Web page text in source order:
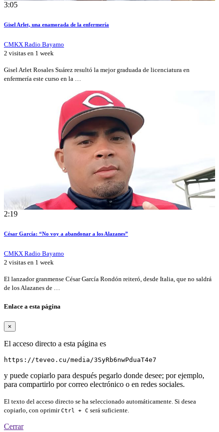
3:05
Gisel Arlet, una enamorada de la enfermería
CMKX Radio Bayamo
2 visitas en 1 week
Gisel Arlet Rosales Suárez resultó la mejor graduada de licenciatura en
enfermería este curso en la …
2:19
César García: “No voy a abandonar a los Alazanes”
CMKX Radio Bayamo
2 visitas en 1 week
El lanzador granmense César García Rondón reiteró, desde Italia, que no saldrá
de los Alazanes de …
Enlace a esta página
×
El acceso directo a esta página es
https://teveo.cu/media/3SyRb6nwPduaT4e7
y puede copiarlo para después pegarlo donde desee; por ejemplo,
para compartirlo por correo electrónico o en redes sociales.
El texto del acceso directo se ha seleccionado automáticamente. Si desea
copiarlo, con oprimirCtrl + C será suficiente.
Cerrar